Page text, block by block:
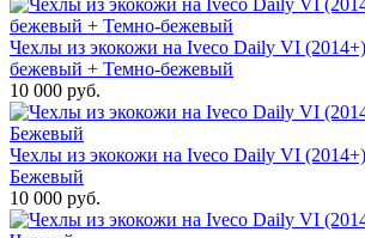
Чехлы из экокожи на Iveco Daily VI
бежевый + Темно-бежевый
10 000 руб.
Чехлы из экокожи на Iveco Daily VI
Бежевый
10 000 руб.